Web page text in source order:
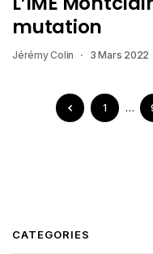
mutation
Jérémy Colin 3 Mars 2022
1 …
CATEGORIES